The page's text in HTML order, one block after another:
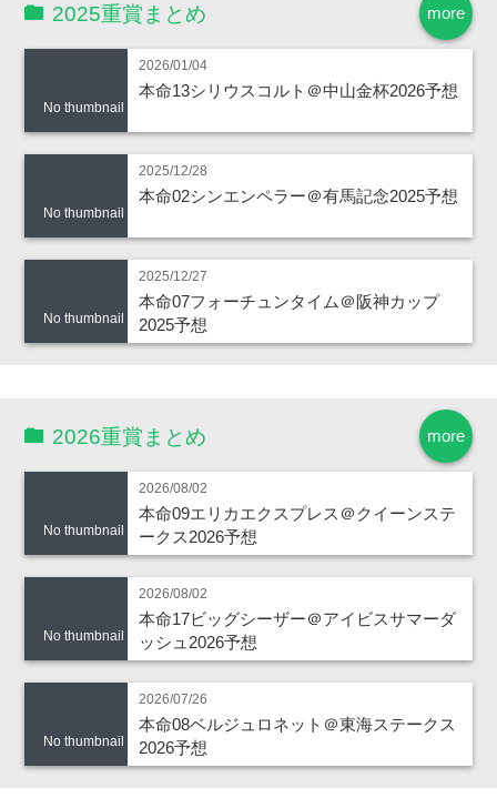
more
2025重賞まとめ
No thumbnail
2026/01/04
本命13シリウスコルト＠中山金杯2026予想
No thumbnail
2025/12/28
本命02シンエンペラー＠有馬記念2025予想
No thumbnail
2025/12/27
本命07フォーチュンタイム＠阪神カップ
2025予想
more
2026重賞まとめ
No thumbnail
2026/08/02
本命09エリカエクスプレス＠クイーンステ
ークス2026予想
No thumbnail
2026/08/02
本命17ビッグシーザー＠アイビスサマーダ
ッシュ2026予想
No thumbnail
2026/07/26
本命08ベルジュロネット＠東海ステークス
2026予想